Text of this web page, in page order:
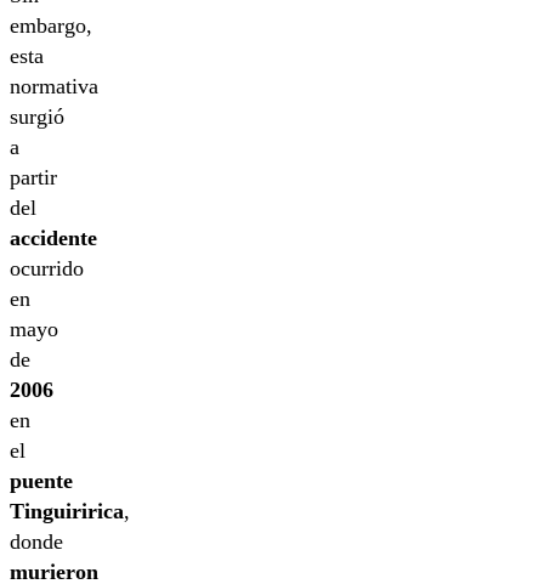
embargo,
esta
normativa
surgió
a
partir
del
accidente
ocurrido
en
mayo
de
2006
en
el
puente
Tinguiririca,
donde
murieron